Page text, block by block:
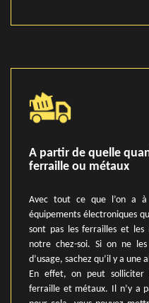
A partir de quelle
ferraille ou métaux
Avec tout ce que l’on a
équipements électroniques
sont pas les ferrailles et
notre chez-soi. Si on ne
d’usage, sachez qu’il y a
En effet, on peut solliciter
ferraille et métaux. Il n’y a